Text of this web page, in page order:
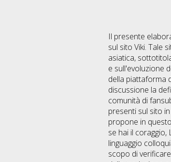
Il presente
sul sito Viki. Tale
asiatica,
e sull'evoluzione
della piattaforma
discussione la
comunità di
presenti sul sito
propone in
se hai il coraggio,
linguaggio
scopo di